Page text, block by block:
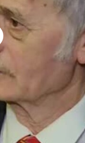
available